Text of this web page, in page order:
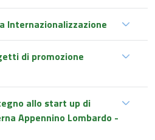
Internazionalizzazione
di promozione
allo start up di
Appennino Lombardo -